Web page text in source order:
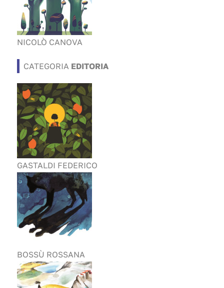
NICOLÒ CANOVA
CATEGORIA EDITORIA
GASTALDI FEDERICO
BOSSÙ ROSSANA